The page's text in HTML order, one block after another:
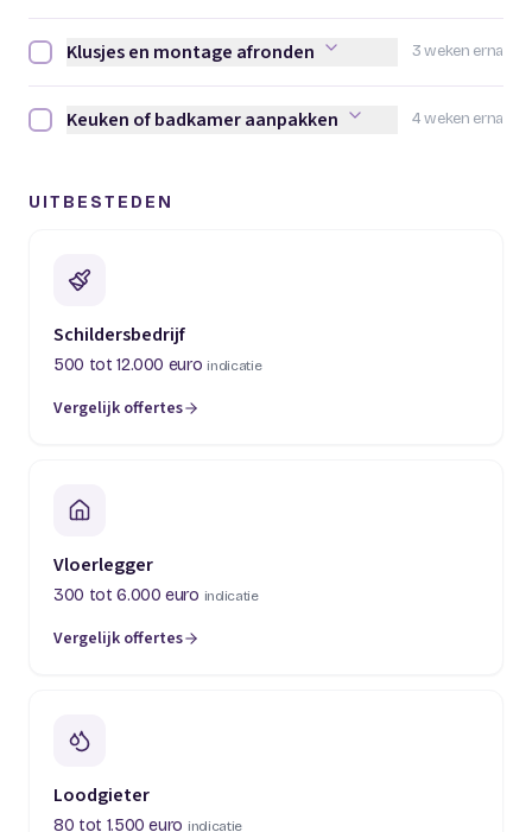
3 weken erna
Klusjes en montage afronden afvinken
Klusjes en montage afronden
4 weken erna
Keuken of badkamer aanpakken afvinken
Keuken of badkamer aanpakken
UITBESTEDEN
Schildersbedrijf
500 tot 12.000 euro indicatie
Vergelijk offertes
(opent in een nieuw tabblad)
Vloerlegger
300 tot 6.000 euro indicatie
Vergelijk offertes
(opent in een nieuw tabblad)
Loodgieter
80 tot 1.500 euro indicatie